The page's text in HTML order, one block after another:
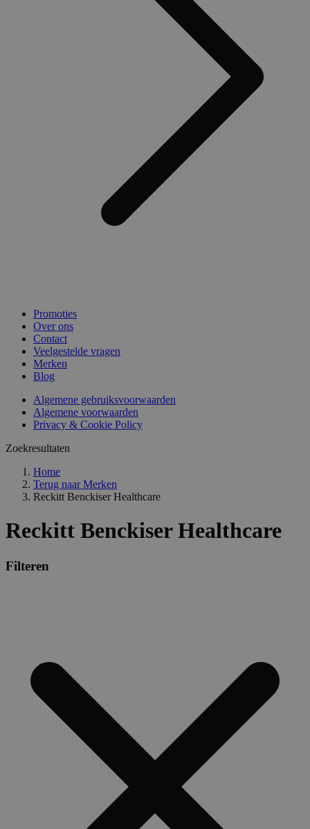
Promoties
Over ons
Contact
Veelgestelde vragen
Merken
Blog
Algemene gebruiksvoorwaarden
Algemene voorwaarden
Privacy & Cookie Policy
Zoekresultaten
Home
Terug naar Merken
Reckitt Benckiser Healthcare
Reckitt Benckiser Healthcare
Filteren